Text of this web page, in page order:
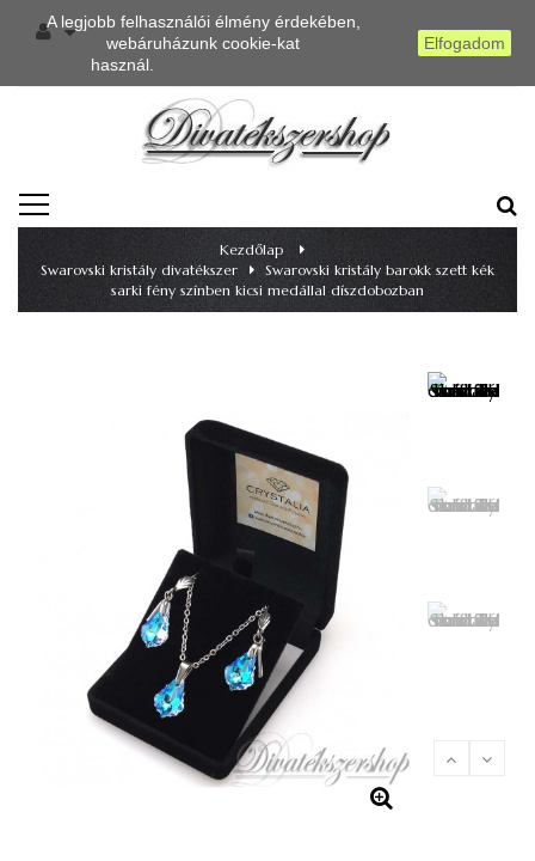
A legjobb felhasználói élmény érdekében,
webáruházunk cookie-kat
használ.
Elfogadom
TOGGLE
NAVIGATION
Kezdőlap
>
Swarovski kristály divatékszer
> Swarovski kristály barokk szett kék
sarki fény színben kicsi medállal díszdobozban